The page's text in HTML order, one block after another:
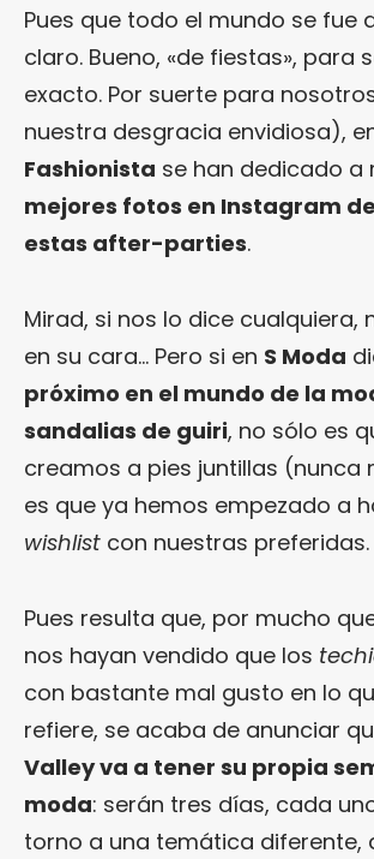
Pues que todo el mundo se fue
claro. Bueno, «de fiestas», para
exacto. Por suerte para
nuestra desgracia envidiosa),
Fashionista se han dedicado a
mejores fotos en Instagram
estas after-parties.
Mirad, si nos lo dice cualquiera,
en su cara… Pero si en S Moda
próximo en el mundo de la
sandalias de guiri, no sólo es
creamos a pies juntillas (nunca
es que ya hemos empezado a
wishlist con nuestras preferidas.
Pues resulta que, por mucho
nos hayan vendido que los
con bastante mal gusto en lo
refiere, se acaba de anunciar
Valley va a tener su propia
moda: serán tres días, cada
torno a una temática diferente,